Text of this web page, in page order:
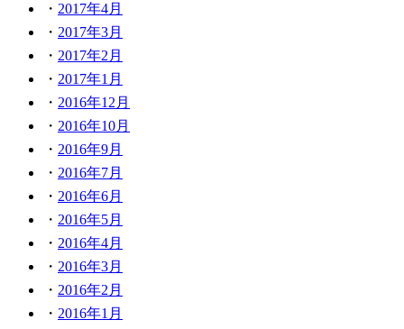
2017年4月
2017年3月
2017年2月
2017年1月
2016年12月
2016年10月
2016年9月
2016年7月
2016年6月
2016年5月
2016年4月
2016年3月
2016年2月
2016年1月